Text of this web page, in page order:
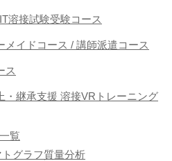
溶接試験受験コース
メイドコース / 講師派遣コース
ス
・継承支援 溶接VRトレーニング
覧
グラフ質量分析